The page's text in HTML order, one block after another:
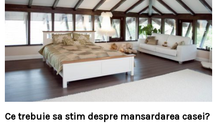
Ce trebuie sa stim despre mansardarea casei?